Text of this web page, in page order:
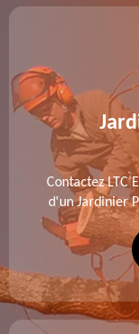
Contactez LTC Elagage
d'un Jardinier
intervention est
Découvrez